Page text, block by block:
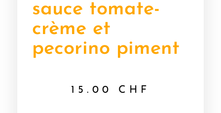
sauce tomate-
crème et
pecorino piment
15.00 CHF